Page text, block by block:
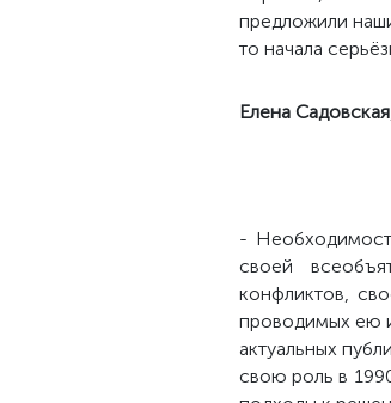
предложили
то начала
Елена
-
своей
конфликтов,
проводимых ею
актуальных
свою роль в